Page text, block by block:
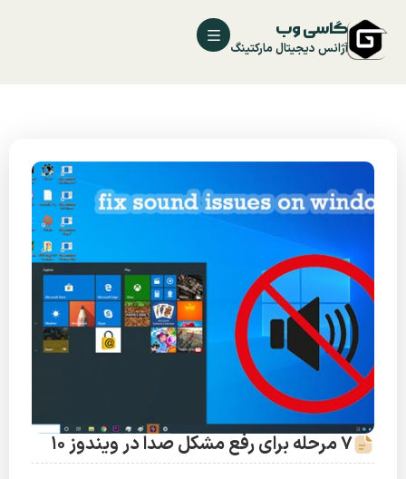
گاسی وب
آژانس دیجیتال مارکتینگ
7 مرحله برای رفع مشکل صدا در ویندوز 10